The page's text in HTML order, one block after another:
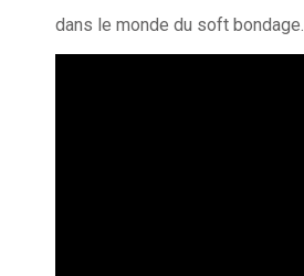
dans le monde du soft bondage.